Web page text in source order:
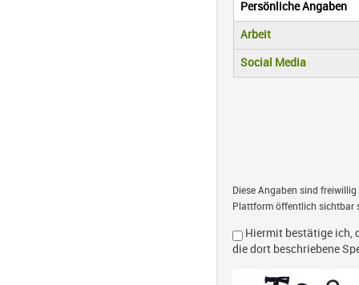
Vertikale
Persönliche Angaben
(aktiver Reiter)
Arbeit
Social Media
Diese Angaben sind
Plattform öffentlich sichtbar
Hiermit bestätige ich,
die dort beschriebene